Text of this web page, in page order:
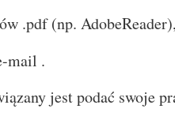
.pdf (np. AdobeReader),
mail .
jest podać swoje